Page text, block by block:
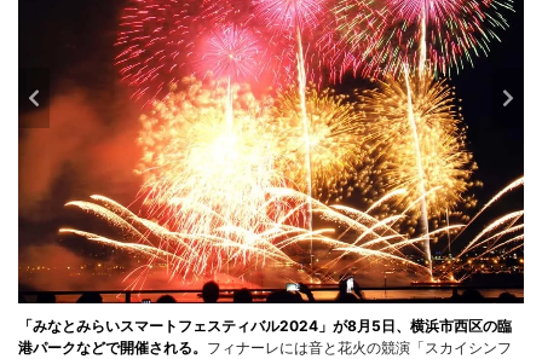
「みなとみらいスマートフェスティバル2024」が8月5日、横浜市西区の臨
港パークなどで開催される。 フィナーレには音と花火の競演「スカイシンフ